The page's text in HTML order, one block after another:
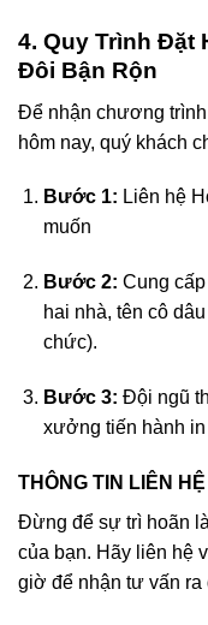
4. Quy Trình Đặt
Đôi Bận Rộn
Để nhận chương trình
hôm nay, quý khách
Bước 1: Liên hệ
muốn
Bước 2: Cung
hai nhà, tên cô
chức).
Bước 3: Đội ngũ
xưởng tiến hành
THÔNG TIN LIÊN
Đừng để sự trì hoãn
của bạn. Hãy liên hệ
giờ để nhận tư vấn ra